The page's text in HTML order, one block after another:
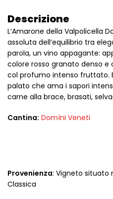
Descrizione
L’Amarone della Valpolicella
assoluta dell’equilibrio tra
parola, un vino appagante:
colore rosso granato denso
col profumo intenso fruttato.
palato che ama i sapori
carne alla brace, brasati,
Cantina: Domìni Veneti
Provenienza: Vigneto situato
Classica